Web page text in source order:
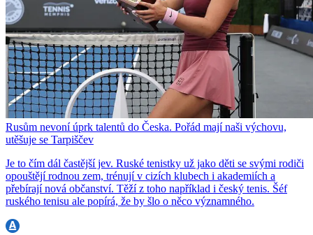
Rusům nevoní úprk talentů do Česka. Pořád mají naši výchovu,
utěšuje se Tarpiščev
Je to čím dál častější jev. Ruské tenistky už jako děti se svými rodiči
opouštějí rodnou zem, trénují v cizích klubech i akademiích a
přebírají nová občanství. Těží z toho například i český tenis. Šéf
ruského tenisu ale popírá, že by šlo o něco významného.